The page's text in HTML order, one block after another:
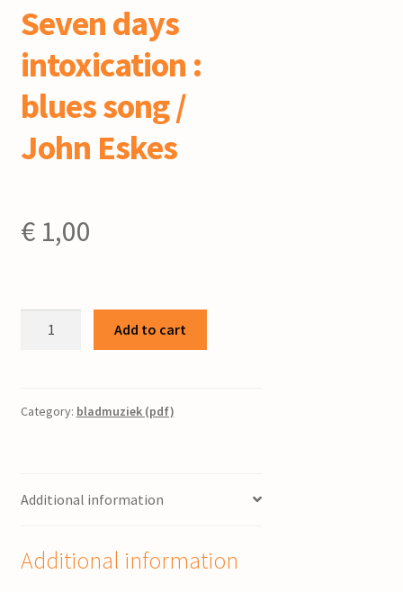
Seven days
intoxication :
blues song /
John Eskes
€1,00
blues
Eskes
Add to cart
Category: bladmuziek (pdf)
Additional information
Additional information